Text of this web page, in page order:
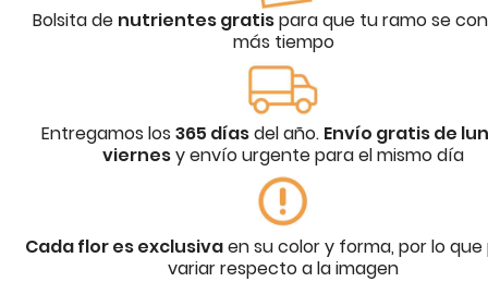
Bolsita de nutrientes gratispara que tu ramo se
más tiempo
Entregamos los 365 díasdel año. Envío gratis de
viernesy envío urgente para el mismo día
Cada flor es exclusivaen su color y forma, por lo
variar respecto a la imagen